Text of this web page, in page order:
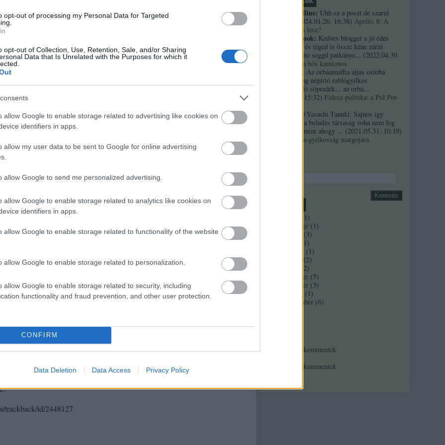
opt-out of processing my Personal Data for Targeted
opt-out of Collection, Use, Retention, Sale, and/or Sharing
Data that Is Unrelated with the Purposes for which it
allow Google to enable storage related to advertising like cookies on
identifiers in apps.
allow my user data to be sent to Google for online advertising
allow Google to send me personalized advertising.
allow Google to enable storage related to analytics like cookies on
identifiers in apps.
allow Google to enable storage related to functionality of the website
allow Google to enable storage related to personalization.
allow Google to enable storage related to security, including
functionality and fraud prevention, and other user protection.
CONFIRM
Data Deletion Data Access Privacy Policy
nagyobb dicsőségére szakértők a nyilvános térben szinte kizárólag
egy aktivista néha bekerül kuriózumként, hogy „mesélhessen”, a
hajlandóak szóba állni egymással, talán furcsán hangzik. Pedig érdemes
aligha látná kárát.
is!
trackback/id/2448127
necrophil collins: Uhh ez a poszt de szarul
2024.01.26. 16:38) Április 8: A
többség kevés lesz?
Custertábornok: Kedves blogger a jó édes
kurvaanyádat és téged is össze kéne zárni
ezekkel a fekete seggű patkányo... (2022.04.30.
Árpi, a hős kamionos
kiskutyauto: Az orbánmaffia aljas ostoba
arrogáns hazug népirtó rablógyilkos
országromboló söpredék... az orbá...
2021.10.19. 15:32) Fidesz-politika: a Pol Pot-
@Yasashi Tanuki: Sajnos így
valahogy. Ez a beludzs társaság soha nem fog
integrálódni, mint ahogy ... (2021.05.31. 10:19)
A Bándy Kata-gyilkosság margójára
1 )
2017 november ( 1 )
(3)
1 )
( 1 )
(2)
2)
2015 december (5)
2015 november (3)
( 1 )
2015 szeptember (6)
kommentek
kommentek